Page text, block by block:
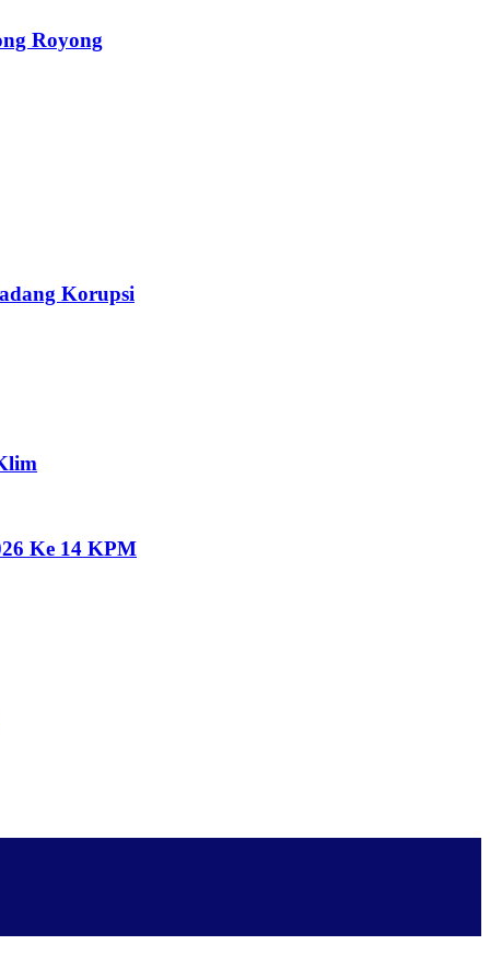
Royong
Korupsi
Ke 14 KPM